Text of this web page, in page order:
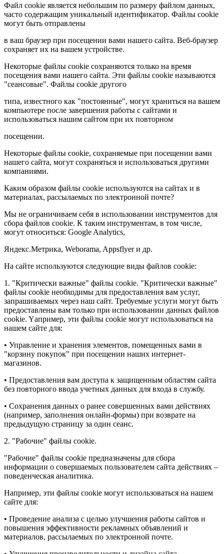
Файл cookie является небольшим по размеру файлом данных,
часто содержащим уникальный идентификатор. Файлы cookie
могут быть отправлены
в ваш браузер при посещении вами нашего сайта. Веб-браузер
сохраняет их на вашем устройстве.
Некоторые файлы cookie сохраняются только на время
посещения вами нашего сайта. Эти файлы cookie называются
"сеансовые". Файлы cookie другого
типа, известного как "постоянные", могут храниться на вашем
компьютере после завершения работы с сайтами и
использоваться нашим сайтом при их повторном
посещении.
Некоторые файлы cookie, сохраняемые при посещении вами
нашего сайта, могут сохраняться и использоваться другими
компаниями.
Каким образом файлы cookie используются на сайтах и в
материалах, рассылаемых по электронной почте?
Мы не ограничиваем себя в использовании инструментов для
сбора файлов cookie. К таким инструментам, в том числе,
могут относиться: Google Analytics,
Яндекс.Метрика, Weborama, Appsflyer и др.
На сайте используются следующие виды файлов cookie:
1. "Критически важные" файлы cookie. "Критически важные"
файлы cookie необходимы для предоставления вам услуг,
запрашиваемых через наш сайт. Требуемые услуги могут быть
предоставлены вам только при использовании данных файлов
cookie. Yапример, эти файлы cookie могут использоваться на
нашем сайте для:
• Управление и хранения элементов, помещенных вами в
"корзину покупок" при посещении наших интернет-
магазинов.
• Предоставления вам доступа к защищенным областям сайта
без повторного ввода учетных данных для входа в службу.
• Сохранения данных о ранее совершенных вами действиях
(например, заполнения онлайн-формы) при возврате на
предыдущую страницу за один сеанс.
2. "Рабочие" файлы cookie.
"Рабочие" файлы cookie предназначены для сбора
информации о совершаемых пользователем сайта действиях –
поведенческая аналитика.
Например, эти файлы cookie могут использоваться на нашем
сайте для:
• Проведение анализа с целью улучшения работы сайтов и
повышения эффективности рекламных объявлений и
материалов, рассылаемых по электронной почте.